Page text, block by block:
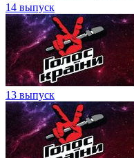
14 выпуск
13 выпуск